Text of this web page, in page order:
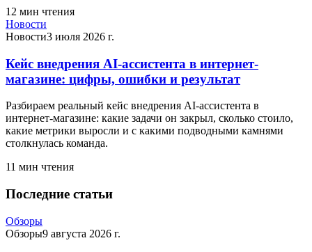
12 мин чтения
Новости
Новости3 июля 2026 г.
Кейс внедрения AI-ассистента в интернет-
магазине: цифры, ошибки и результат
Разбираем реальный кейс внедрения AI-ассистента в
интернет-магазине: какие задачи он закрыл, сколько стоило,
какие метрики выросли и с какими подводными камнями
столкнулась команда.
11 мин чтения
Последние статьи
Обзоры
Обзоры9 августа 2026 г.